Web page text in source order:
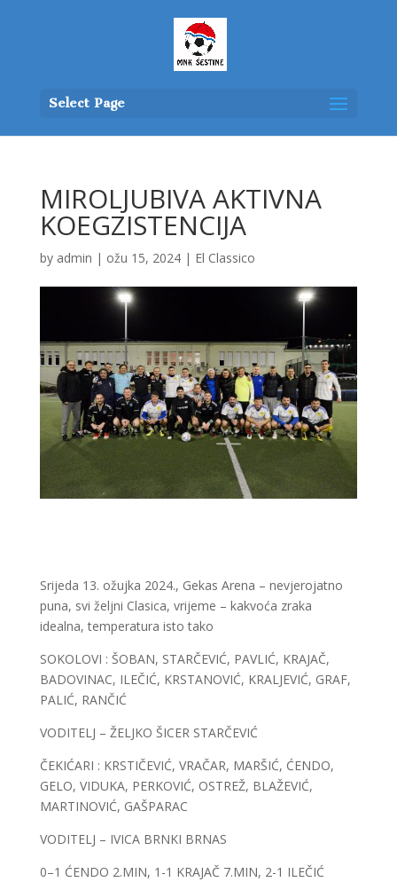
Select Page
MIROLJUBIVA AKTIVNA
KOEGZISTENCIJA
by admin | ožu 15, 2024| El Classico
Srijeda 13. ožujka 2024., Gekas Arena – nevjerojatno
puna, svi željni Clasica, vrijeme – kakvoća zraka
idealna, temperatura isto tako
SOKOLOVI : ŠOBAN, STARČEVIĆ, PAVLIĆ, KRAJAČ,
BADOVINAC, ILEČIĆ, KRSTANOVIĆ, KRALJEVIĆ, GRAF,
PALIĆ, RANČIĆ
VODITELJ – ŽELJKO ŠICER STARČEVIĆ
ČEKIĆARI : KRSTIČEVIĆ, VRAČAR, MARŠIĆ, ĆENDO,
GELO, VIDUKA, PERKOVIĆ, OSTREŽ, BLAŽEVIĆ,
MARTINOVIĆ, GAŠPARAC
VODITELJ – IVICA BRNKI BRNAS
0–1 ĆENDO 2.MIN, 1-1 KRAJAČ 7.MIN, 2-1 ILEČIĆ